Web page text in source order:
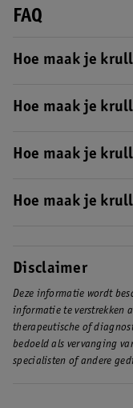
FAQ
Hoe maak je
mooie bos krullen? Er
Krullen maken met
•Krullen maken
Hoe maak je
hebt wel een aantal
Hoe maak je
• Krul je haar met een
Hoe maak je
krultang dat je kiest.
krullen te maken met
in deze blog .
Disclaimer
Deze informatie wordt
informatie te verstrekken
therapeutische of
bedoeld als vervanging
specialisten of andere